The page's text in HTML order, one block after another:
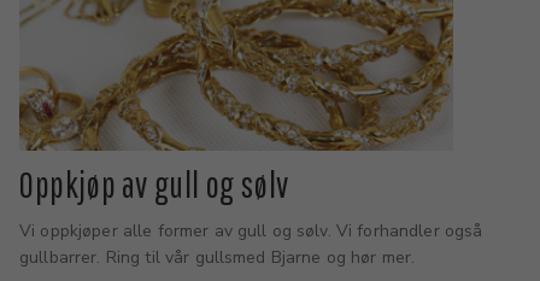
Oppkjøp av gull og sølv
Vi oppkjøper alle former av gull og sølv. Vi forhandler også
gullbarrer. Ring til vår gullsmed Bjarne og hør mer.